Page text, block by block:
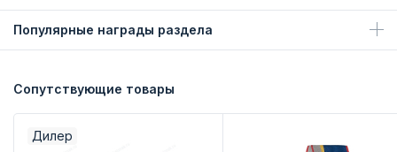
Популярные награды раздела
Сопутствующие товары
Дилер